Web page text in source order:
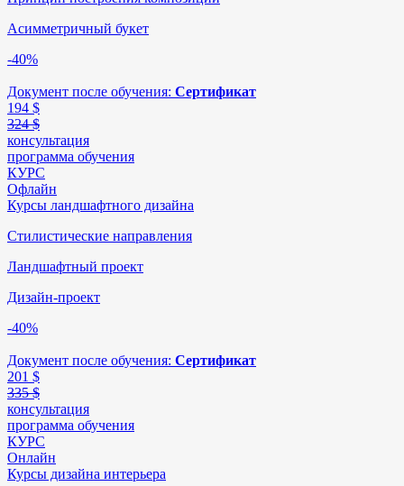
Асимметричный букет
-40%
Документ после обучения: Сертификат
194 $
324 $
консультация
программа обучения
КУРС
Офлайн
Курсы ландшафтного дизайна
Стилистические направления
Ландшафтный проект
Дизайн-проект
-40%
Документ после обучения: Сертификат
201 $
335 $
консультация
программа обучения
КУРС
Онлайн
Курсы дизайна интерьера